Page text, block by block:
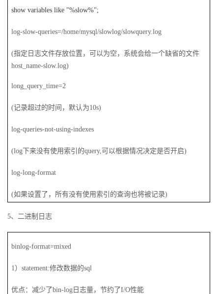
show variables like "%slow%";
log-slow-queries=/home/mysql/slowlog/slowquery.log
(指定日志文件存放位置，可以为空，系统会给一个缺省的文件
host_name-slow.log)
long_query_time=2
(记录超过的时间，默认为10s)
log-queries-not-using-indexes
(log 下来没有使用索引的query,可以根据情况决定是否开启)
log-long-format
(如果设置了，所有没有使用索引的查询也将被记录)
5、二进制日志
binlog-format=mixed
1）statement:修改数据的sql
优点：减少了bin-log日志量，节约了I/O性能